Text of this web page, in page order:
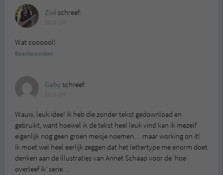
Zoëschreef:
Wat coooool!
Beantwoorden
Gabyschreef:
Wauw, leuk idee! ik heb die zonder tekst gedownload en
gebruikt, want hoewel ik de tekst heel leuk vind kan ik mezelf
eigenlijk nog geen groen meisje noemen… maar working on it!
ik moet wel heel eerlijk zeggen dat het lettertype me enorm doet
denken aan de illustraties van Annet Schaap voor de ‘hoe
overleef ik’ serie…